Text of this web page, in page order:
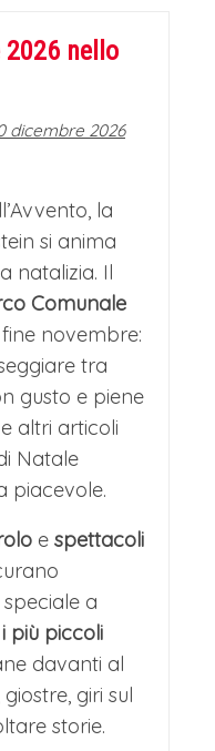
nello
dicembre 2026
la
si anima
natalizia. Il
Comunale
novembre:
tra
gusto e piene
altri articoli
Natale
piacevole.
e spettacoli
a
più piccoli
davanti al
giri sul
storie.